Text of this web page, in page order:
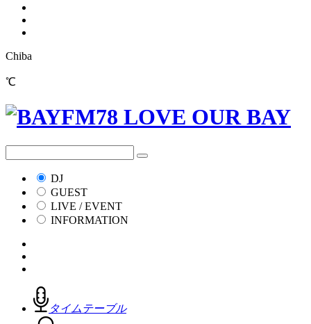
Chiba
℃
DJ
GUEST
LIVE / EVENT
INFORMATION
タイムテーブル